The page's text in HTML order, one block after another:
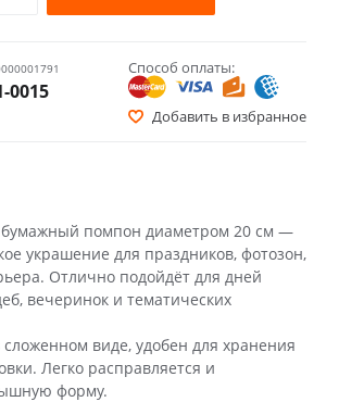
0015
Способ оплаты:
Добавить в избранное
помпон диаметром 20 см —
украшение для праздников, фотозон,
Отлично подойдёт для дней
вечеринок и тематических
сложенном виде, удобен для хранения
Легко расправляется и
форму.